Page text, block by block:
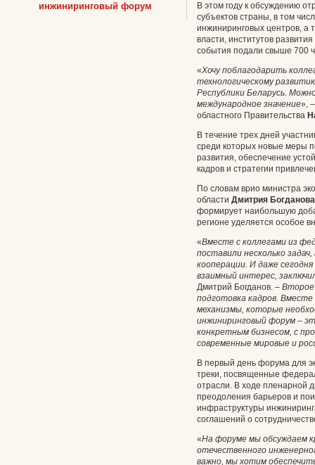
В этом году к обсуждению
субъектов страны, в том
инжиниринговых центров, а
власти, институтов
события подали свыше 700
«Хочу поблагодарить
технологическому
Республики Беларусь.
международное значение», –
областного Правительства
В течение трех дней
среди которых новые меры
развития, обеспечение
кадров и стратегии
По словам врио министра
области Дмитрия Богданова
формирует наибольшую
регионе уделяется особое
«Вместе с коллегами из
поставили несколько
кооперации. И даже
взаимный интерес,
Дмитрий Богданов. – Второе
подготовка кадров.
механизмы, которые
инжиниринговый форум –
конкретным бизнесом, с
современные мировые и
В первый день форума для
треки, посвященные
отрасли. В ходе пленарной
преодоления барьеров и
инфраструктуры
соглашений о
«На форуме мы обсуждаем
отечественного
важно, мы хотим
инжиниринговый форум